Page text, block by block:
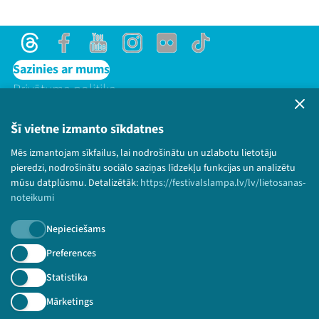
Šī vietne izmanto sīkdatnes
Mēs izmantojam sīkfailus, lai nodrošinātu un uzlabotu lietotāju
pieredzi, nodrošinātu sociālo saziņas līdzekļu funkcijas un analizētu
mūsu datplūsmu. Detalizētāk: https://festivalslampa.lv/lv/lietosanas-
noteikumi
Nepieciešams
Preferences
Statistika
Mārketings
ThreadsFacebookYoutube
X Instagram
Flick TikTok
ThreadsFacebookYoutubeInstagram
Flick TikTok
Sazinies ar mums
Privātuma politika
Bērnu aizsardzības politika
© 2026 Sarunu festivāls LAMPA Visas tiesības
paturētas.
Piesakies jaunumiem!
Nepalaid garām aktuālāko informāciju!